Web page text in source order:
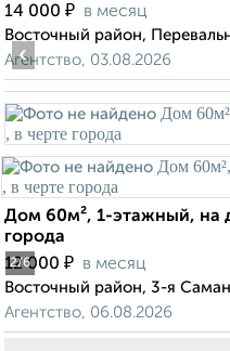
14 000 ₽ в месяц
Восточный район,
Агентство, 03.08.2026
2/6
‹
Дом 60м², 1-этажный, на
города
12 000 ₽ в месяц
Восточный район, 3-я
Агентство, 06.08.2026